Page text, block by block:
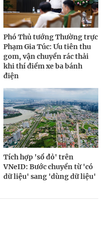
Phó Thủ tướng Thường trực
Phạm Gia Túc: Ưu tiên thu
gom, vận chuyển rác thải
khi thí điểm xe ba bánh
điện
Tích hợp 'sổ đỏ' trên
VNeID: Bước chuyển từ 'có
dữ liệu' sang 'dùng dữ liệu'